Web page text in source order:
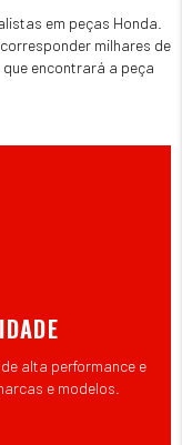
em peças Honda.
milhares de
encontrará a peça
alta performance e
e modelos.